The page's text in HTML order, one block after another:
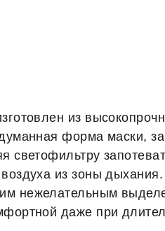
из
форма маски,
из зоны
нежелательным
даже при